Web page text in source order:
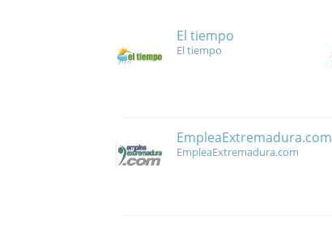
El tiempo
El tiempo
EmpleaExtremadura.com
EmpleaExtremadura.com